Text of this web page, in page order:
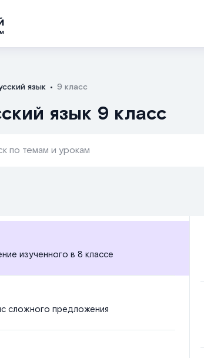
язык 9 класс
язык 9 класс
изученного в 8 классе
сложного предложения